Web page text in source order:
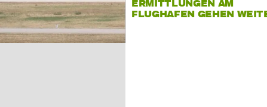
ERMITTLUNGEN AM
FLUGHAFEN GEHEN